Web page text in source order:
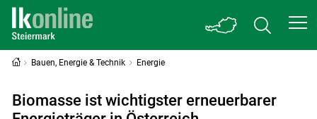
Bauen, Energie & Technik Energie
Biomasse ist wichtigster erneuerbarer